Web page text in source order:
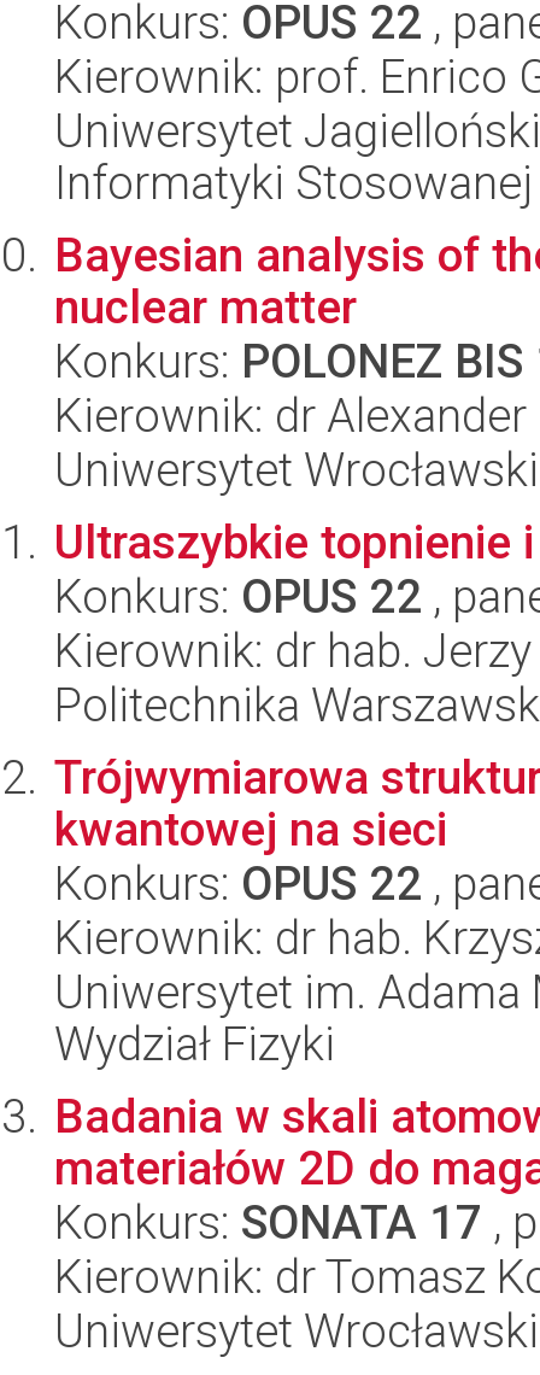
Konkurs: OPUS 22 ,
Kierownik: prof. Enrico
Uniwersytet
Informatyki Stosowanej
Bayesian analysis of
nuclear matter
Konkurs: POLONEZ BIS
Kierownik: dr
Uniwersytet
Ultraszybkie topnienie
Konkurs: OPUS 22 ,
Kierownik: dr hab.
Politechnika
Trójwymiarowa
kwantowej na sieci
Konkurs: OPUS 22 ,
Kierownik: dr hab.
Uniwersytet im.
Wydział Fizyki
Badania w skali
materiałów 2D do
Konkurs: SONATA 17 ,
Kierownik: dr Tomasz
Uniwersytet